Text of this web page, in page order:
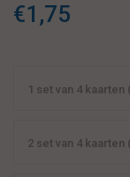
gebruiken.
€1,75
1 set van 4
2 set van 4